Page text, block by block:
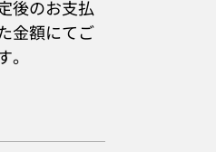
後のお支払
金額にてご